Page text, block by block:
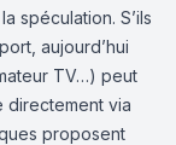
spéculation. S’ils
aujourd’hui
TV…) peut
directement via
proposent